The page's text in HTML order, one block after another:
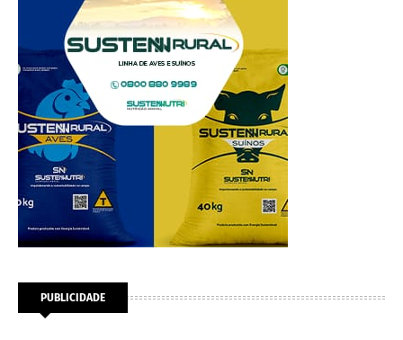
PUBLICIDADE